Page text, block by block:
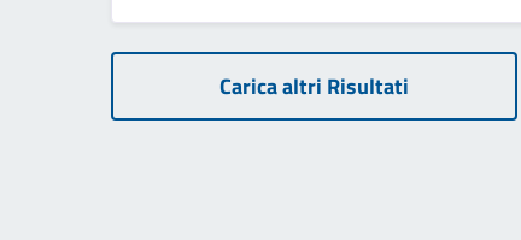
Carica altri Risultati